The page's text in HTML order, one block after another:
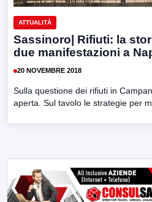
ATTUALITÀ
Sassinoro| Rifiuti: la
due manifestazioni a
20 NOVEMBRE 2018
Sulla questione dei rifiuti in
aperta. Sul tavolo le strategie per